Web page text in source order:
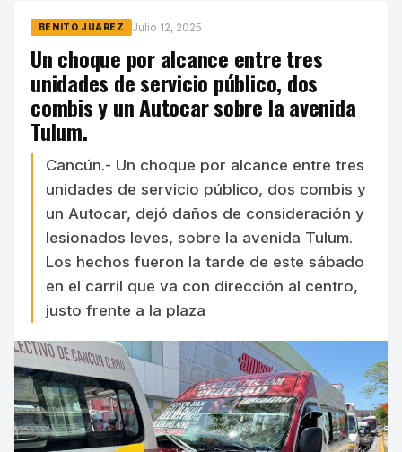
BENITO JUAREZ Julio 12, 2025
Un choque por alcance entre tres
unidades de servicio público, dos
combis y un Autocar sobre la avenida
Tulum.
Cancún.- Un choque por alcance entre tres
unidades de servicio público, dos combis y
un Autocar, dejó daños de consideración y
lesionados leves, sobre la avenida Tulum.
Los hechos fueron la tarde de este sábado
en el carril que va con dirección al centro,
justo frente a la plaza